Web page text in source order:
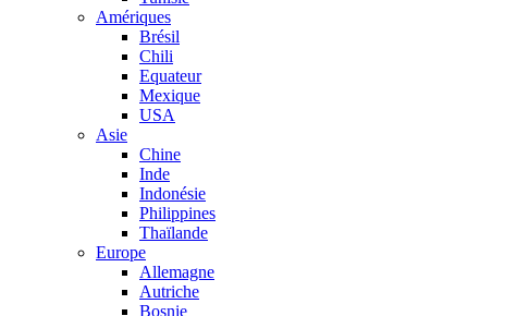
Amériques
Brésil
Chili
Equateur
Mexique
USA
Asie
Chine
Inde
Indonésie
Philippines
Thaïlande
Europe
Allemagne
Autriche
Bosnie